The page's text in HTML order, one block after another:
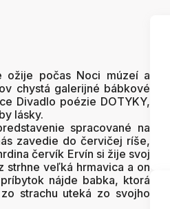
ožije počas Noci múzeí a
chystá galerijné bábkové
Divadlo poézie DOTYKY,
lásky.
spracované na
zavedie do červičej ríše,
červík Ervín si žije svoj
strhne veľká hrmavica a on
nájde babka, ktorá
strachu uteká zo svojho